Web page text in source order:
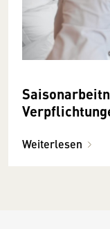
Weiterlesen